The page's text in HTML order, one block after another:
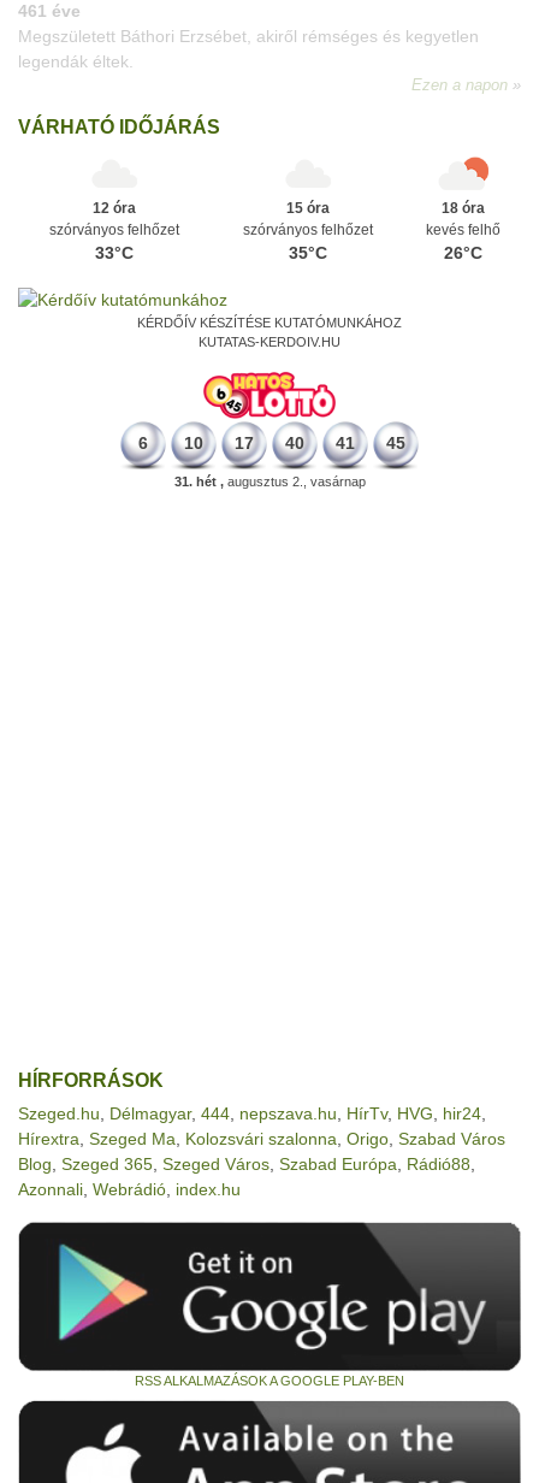
196 éve
Megszületett Kondor Gusztáv csillagász, matematikus, egyetemi
tanár, akadémikus.
Ezen a napon
VÁRHATÓ IDŐJÁRÁS
12 óra
szórványos felhőzet
33°C
15 óra
szórványos felhőzet
35°C
18 óra
kevés felhő
26°C
KÉRDŐÍV KÉSZÍTÉSE KUTATÓMUNKÁHOZ
KUTATAS-KERDOIV.HU
6 10 17 40 41 45
31. hét ,augusztus 2., vasárnap
HÍRFORRÁSOK
Szeged.hu Délmagyar, 444 nepszava.hu HírTv, HVG hir24
Hírextra Szeged Ma Kolozsvári szalonna Origo Szabad Város
Blog Szeged 365 Szeged Város Szabad Európa Rádió88
Azonnali Webrádió index.hu
RSS ALKALMAZÁSOK A GOOGLE PLAY-BEN